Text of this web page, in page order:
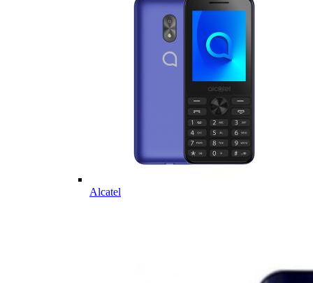
Alcatel